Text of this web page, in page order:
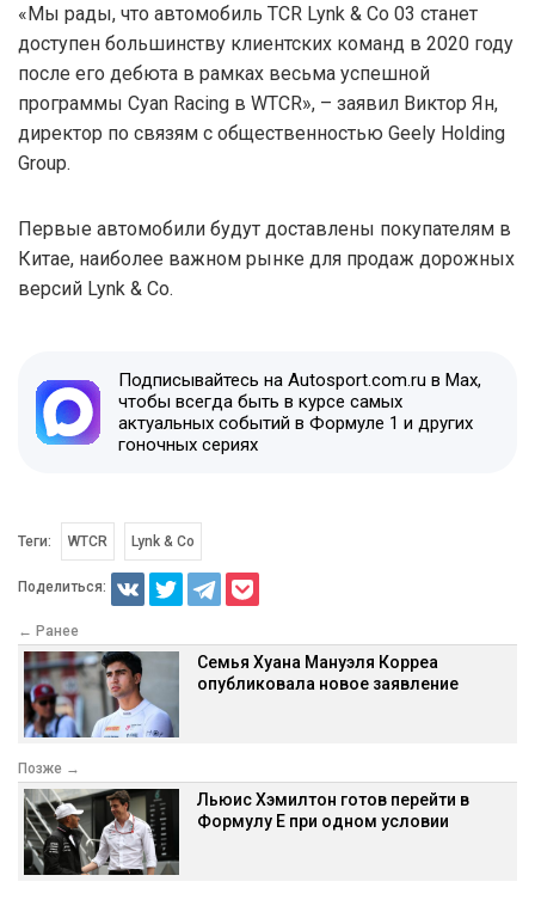
«Мы рады, что автомобиль TCR Lynk & Co 03 станет
доступен большинству клиентских команд в 2020 году
после его дебюта в рамках весьма успешной
программы Cyan Racing в WTCR», – заявил Виктор Ян,
директор по связям с общественностью Geely Holding
Group.
Первые автомобили будут доставлены покупателям в
Китае, наиболее важном рынке для продаж дорожных
версий Lynk & Co.
Подписывайтесь на Autosport.com.ru в Max,
чтобы всегда быть в курсе самых
актуальных событий в Формуле 1 и других
гоночных сериях
Теги: WTCR Lynk & Co
Поделиться:
← Ранее
Семья Хуана Мануэля Корреа
опубликовала новое заявление
Позже →
Льюис Хэмилтон готов перейти в
Формулу E при одном условии